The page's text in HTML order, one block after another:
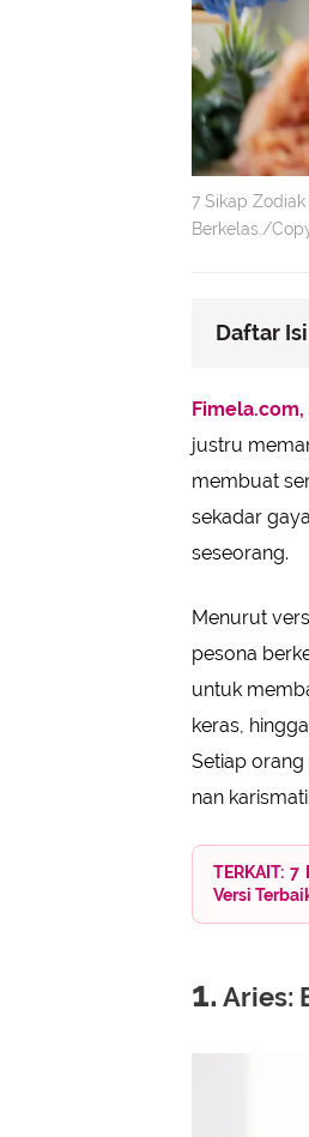
7 Sikap
Berkelas./
Daftar Isi
Taurus:
Gemini:
Leo:
Fimela.com,
justru
membuat
sekadar
seseorang.
Menurut
pesona
untuk
keras,
Setiap
nan
TERKAIT:
Versi
1. Aries: